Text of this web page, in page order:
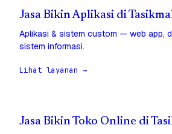
Jasa Bikin Aplikasi di
Aplikasi & sistem custom — web app,
sistem informasi.
Lihat layanan →
Jasa Bikin Toko Online di